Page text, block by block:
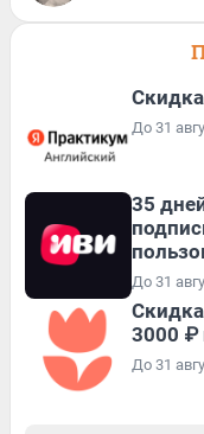
До 31
35
До 31
3000 ₽
До 31